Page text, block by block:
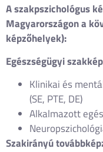
A szakpszichológus
Magyarországon a
képzőhelyek):
Egészségügyi
Klinikai és
(SE, PTE, DE)
Alkalmazott
Szakirányú